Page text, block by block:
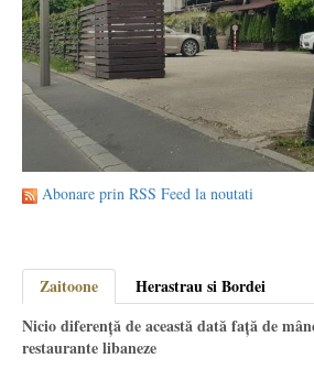
Abonare prin RSS Feed la noutati
Zaitoone
Herastrau si Bordei
Nicio diferență de această dată față de
restaurante libaneze